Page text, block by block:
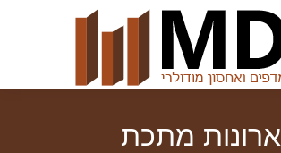
ארונות מתכת